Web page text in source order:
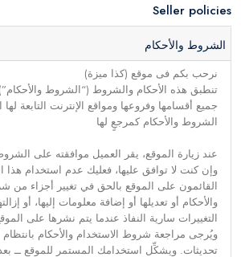
Seller policies
الشروط والأحكام
نرحب بكم فى موقع (كذا ميزة)
تنطبق هذه الأحكام والشروط (“الشروط
جميع أقسامها وفروعها ومواقع الإنترنت التابعة
الشروط والأحكام كمرجعٍ لها
عند زيارة الموقع، يقر العميل موافقته على
وإن كنت لا توافق عليها، فعليك عدم استخدام هذا
القائمون على الموقع بالحق في تغيير أجزاء من
والأحكام أو تعديلها أو إضافة معلومات إليها، أو
التغييرات سارية النفاذ عندما يتم نشرها على
ويُرجى مراجعة شروط الاستخدام والأحكام
تحديثات. ويشكِّل استخدامك المستمر للموقع ــ